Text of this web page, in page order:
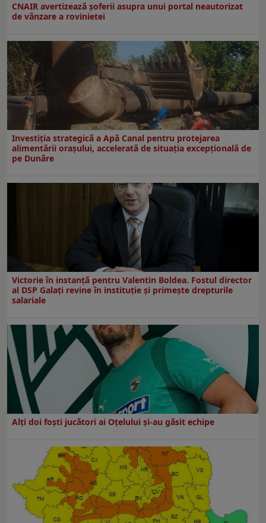
CNAIR avertizează șoferii asupra unui portal neautorizat
de vânzare a rovinietei
Investiția strategică a Apă Canal pentru protejarea
alimentării orașului, accelerată de situația excepțională de
pe Dunăre
Victorie în instanță pentru Valentin Boldea. Fostul director
al DSP Galați revine în instituție și primește drepturile
salariale
Alți doi foști jucători ai Oțelului și-au găsit echipe